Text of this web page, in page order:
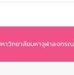
าวิทยาลัยมหาจุฬาลงกร